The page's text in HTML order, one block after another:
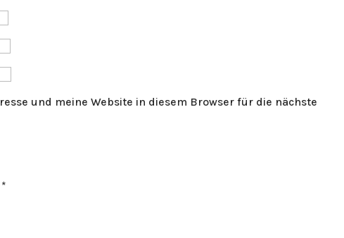
und meine Website in diesem Browser für die nächste
*